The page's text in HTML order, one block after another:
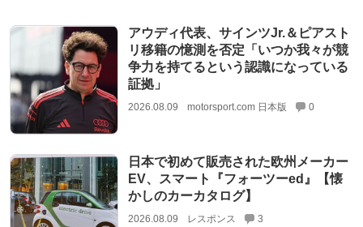
アウディ代表、サインツJr.＆ピアスト
リ移籍の憶測を否定「いつか我々が競
争力を持てるという認識になっている
証拠」
2026.08.09 motorsport.com 日本版 0
日本で初めて販売された欧州メーカー
EV、スマート『フォーツーed』【懐
かしのカーカタログ】
2026.08.09 レスポンス 3